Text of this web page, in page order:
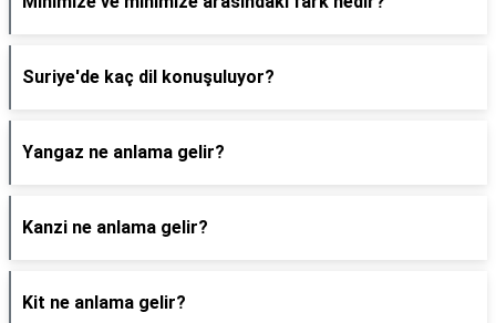
Suriye'de kaç dil konuşuluyor?
Yangaz ne anlama gelir?
Kanzi ne anlama gelir?
Kit ne anlama gelir?